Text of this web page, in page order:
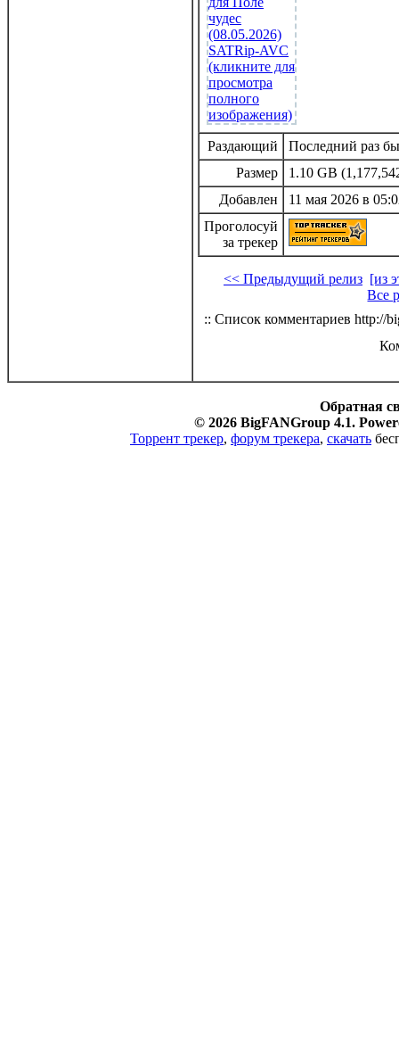
Раздающий
Последний раз
Размер
1.10 GB
Добавлен
11 мая 2026 в
Проголосуй
за трекер
<< Предыдущий релиз [из
Все
:: Список комментариев http://
Обратная
© 2026 BigFANGroup 4.1.
Торрент трекер, форум трекера, скачать